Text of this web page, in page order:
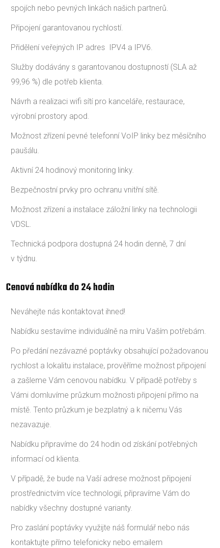
spojích nebo pevných linkách našich partnerů.
Připojení garantovanou rychlostí.
Přidělení veřejných IP adres IPV4 a IPV6.
Služby dodávány s garantovanou dostupností (SLA až
99,96 %) dle potřeb klienta.
Návrh a realizaci wifi sítí pro kanceláře, restaurace,
výrobní prostory apod.
Možnost zřízení pevné telefonní VoIP linky bez měsíčního
paušálu.
Aktivní 24 hodinový monitoring linky.
Bezpečnostní prvky pro ochranu vnitřní sítě.
Možnost zřízení a instalace záložní linky na technologii
VDSL.
Technická podpora dostupná 24 hodin denně, 7 dní
v týdnu.
Cenová nabídka do 24 hodin
Neváhejte nás kontaktovat ihned!
Nabídku sestavíme individuálně na míru Vaším potřebám.
Po předání nezávazné poptávky obsahující požadovanou
rychlost a lokalitu instalace, prověříme možnost připojení
a zašleme Vám cenovou nabídku. V případě potřeby s
Vámi domluvíme průzkum možnosti připojení přímo na
místě. Tento průzkum je bezplatný a k ničemu Vás
nezavazuje.
Nabídku připravíme do 24 hodin od získání potřebných
informací od klienta.
V případě, že bude na Vaší adrese možnost připojení
prostřednictvím více technologií, připravíme Vám do
nabídky všechny dostupné varianty.
Pro zaslání poptávky využijte náš formulář nebo nás
kontaktujte přímo telefonicky nebo emailem